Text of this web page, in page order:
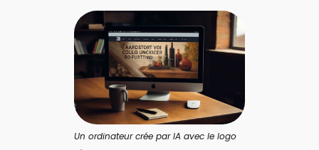
Un ordinateur crée par IA avec le logo